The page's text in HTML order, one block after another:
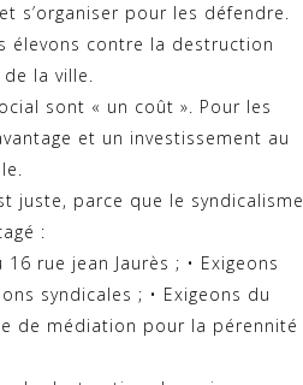
s’organiser pour les défendre.
élevons contre la destruction
la ville.
sont « un coût ». Pour les
et un investissement au
juste, parce que le syndicalisme
:
rue jean Jaurès ; • Exigeons
syndicales ; • Exigeons du
de médiation pour la pérennité